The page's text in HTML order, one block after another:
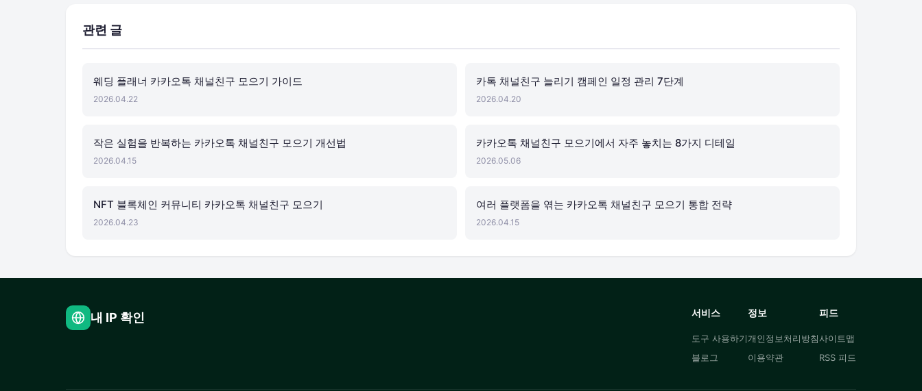
관련 글
웨딩 플래너 카카오톡 채널친구 모으기 가이드
2026.04.22
카톡 채널친구 늘리기 캠페인 일정 관리 7단계
2026.04.20
작은 실험을 반복하는 카카오톡 채널친구 모으기 개선법
2026.04.15
카카오톡 채널친구 모으기에서 자주 놓치는 8가지 디테일
2026.05.06
NFT 블록체인 커뮤니티 카카오톡 채널친구 모으기
2026.04.23
여러 플랫폼을 엮는 카카오톡 채널친구 모으기 통합 전략
2026.04.15
내 IP 확인 서비스
도구 사용하기
블로그
정보
개인정보처리방침
이용약관
피드
사이트맵
RSS 피드